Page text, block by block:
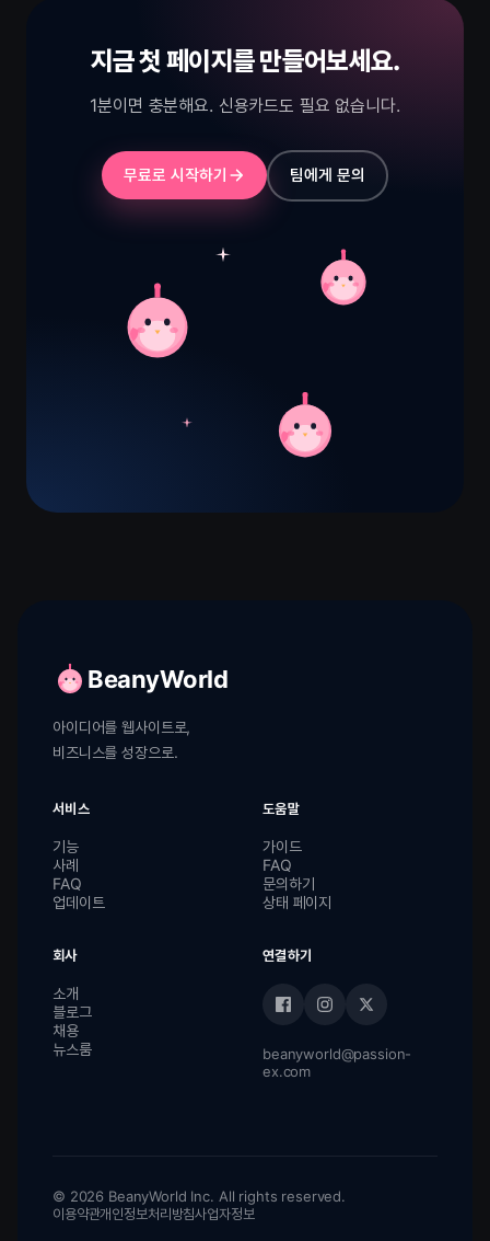
지금 첫 페이지를 만들어보세요.
1분이면 충분해요. 신용카드도 필요 없습니다.
무료로 시작하기 팀에게 문의
BeanyWorld
아이디어를 웹사이트로,
비즈니스를 성장으로.
서비스
기능
사례
FAQ
업데이트
도움말
가이드
FAQ
문의하기
상태 페이지
회사
소개
블로그
채용
뉴스룸
연결하기
beanyworld@passion-
ex.com
© 2026 BeanyWorld Inc. All rights reserved.
이용약관개인정보처리방침사업자정보